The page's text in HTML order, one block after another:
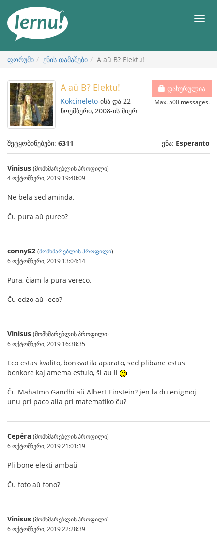
ნახვა
მენიუ
ფორუმი ენის თამაშები A aŭ B? Elektu!
დახურულია
Max. 500 messages.
A aŭ B? Elektu!
Kokcineleto-ისა და 22
ნოემბერი, 2008-ის მიერ
შეტყობინებები: 6311 ენა: Esperanto
Vinisus (მომხმარებლის პროფილი)
4 ოქტომბერი, 2019 19:40:09
Ne bela sed aminda.
Ĉu pura aŭ pureo?
conny52 (მომხმარებლის პროფილი)
6 ოქტომბერი, 2019 13:04:14
Pura, ĉiam la pura vereco.
Ĉu edzo aŭ -eco?
Vinisus (მომხმარებლის პროფილი)
6 ოქტომბერი, 2019 16:38:35
Eco estas kvalito, bonkvatila aparato, sed plibane estus:
bonkore kaj amema estulo, ŝi au li
Ĉu Mahatmo Gandhi aŭ Albert Einstein? jen la du enigmoj
unu pri paco alia pri matematiko ĉu?
Серёга (მომხმარებლის პროფილი)
6 ოქტომბერი, 2019 21:01:19
Pli bone elekti ambaŭ
Ĉu foto aŭ fono?
Vinisus (მომხმარებლის პროფილი)
6 ოქტომბერი, 2019 22:28:39